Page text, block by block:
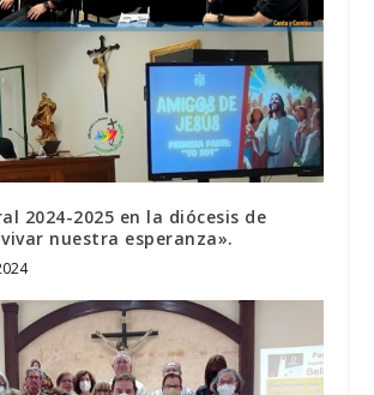
2024-2025 en la diócesis de
nuestra esperanza».